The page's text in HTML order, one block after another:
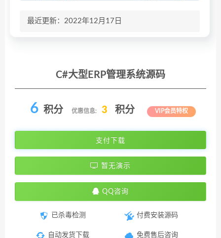
最近更新：2022年12月17日
C#大型ERP管理系统源码
6 积分 优惠信息: 3 积分 VIP会员特权
支付下载
暂无演示
QQ咨询
已杀毒检测
自动发货下载
付费安装源码
免费售后咨询